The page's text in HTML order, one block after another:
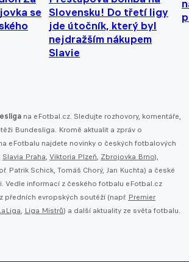
se Slovensku! Do třetí ligy
jde útočník, který byl
nejdražším nákupem
Slavie
na eFotbal.cz. Sledujte rozhovory, komentáře,
Bundesliga. Kromě aktualit a zpráv o
eFotbalu najdete novinky o českých fotbalových
Slavia Praha, Viktoria Plzeň, Zbrojovka Brno),
Patrik Schick, Tomáš Chorý, Jan Kuchta) a české
Vedle informací z českého fotbalu eFotbal.cz
předních evropských soutěží (např. Premier
, Liga Mistrů) a další aktuality ze světa fotbalu.